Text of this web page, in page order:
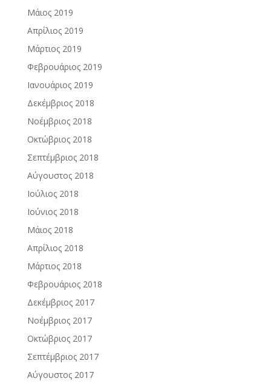
Μάιος 2019
Απρίλιος 2019
Μάρτιος 2019
Φεβρουάριος 2019
Ιανουάριος 2019
Δεκέμβριος 2018
Νοέμβριος 2018
Οκτώβριος 2018
Σεπτέμβριος 2018
Αύγουστος 2018
Ιούλιος 2018
Ιούνιος 2018
Μάιος 2018
Απρίλιος 2018
Μάρτιος 2018
Φεβρουάριος 2018
Δεκέμβριος 2017
Νοέμβριος 2017
Οκτώβριος 2017
Σεπτέμβριος 2017
Αύγουστος 2017